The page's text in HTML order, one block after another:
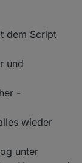
dem Script
und
-
wieder
unter